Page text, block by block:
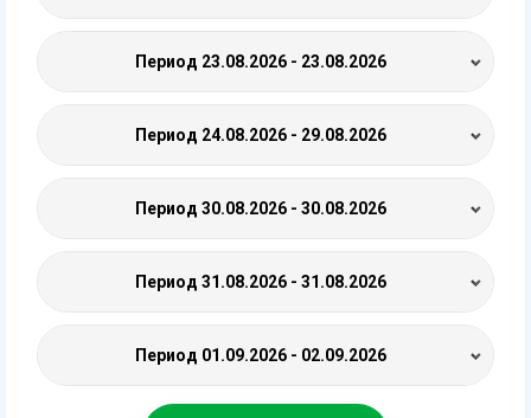
Период 23.08.2026 - 23.08.2026
Период 24.08.2026 - 29.08.2026
Период 30.08.2026 - 30.08.2026
Период 31.08.2026 - 31.08.2026
Период 01.09.2026 - 02.09.2026